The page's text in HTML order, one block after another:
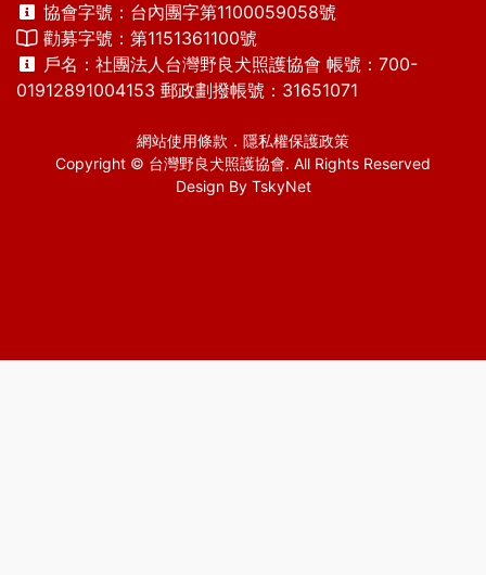
協會字號：台內團字第1100059058號
勸募字號：第1151361100號
戶名：社團法人台灣野良犬照護協會 帳號：700-
01912891004153 郵政劃撥帳號：31651071
網站使用條款 ． 隱私權保護政策
Copyright © 台灣野良犬照護協會. All Rights Reserved
Design By TskyNet